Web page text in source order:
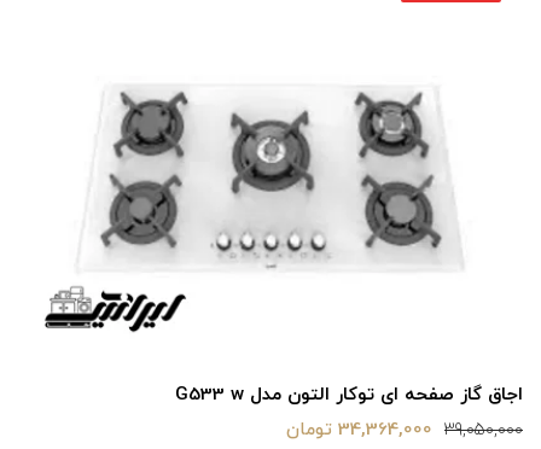
اجاق گاز صفحه ای توکار التون مدل G533 w
39,050,000 34,364,000 تومان